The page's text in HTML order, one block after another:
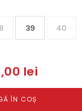
39 40
lei
ÎN COȘ